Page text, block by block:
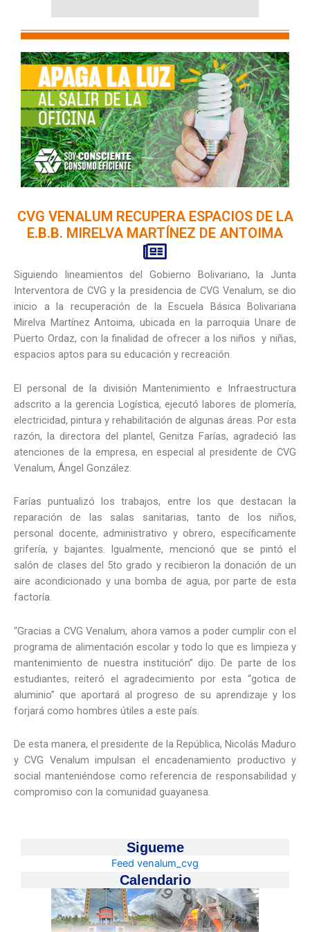
CVG VENALUM RECUPERA ESPACIOS DE LA
E.B.B. MIRELVA MARTÍNEZ DE ANTOIMA
Siguiendo lineamientos del Gobierno Bolivariano, la Junta
Interventora de CVG y la presidencia de CVG Venalum, se dio
inicio a la recuperación de la Escuela Básica Bolivariana
Mirelva Martínez Antoima, ubicada en la parroquia Unare de
Puerto Ordaz, con la finalidad de ofrecer a los niños y niñas,
espacios aptos para su educación y recreación.
El personal de la división Mantenimiento e Infraestructura
adscrito a la gerencia Logística, ejecutó labores de plomería,
electricidad, pintura y rehabilitación de algunas áreas. Por esta
razón, la directora del plantel, Genitza Farías, agradeció las
atenciones de la empresa, en especial al presidente de CVG
Venalum, Ángel González.
Farías puntualizó los trabajos, entre los que destacan la
reparación de las salas sanitarias, tanto de los niños,
personal docente, administrativo y obrero, específicamente
grifería, y bajantes. Igualmente, mencionó que se pintó el
salón de clases del 5to grado y recibieron la donación de un
aire acondicionado y una bomba de agua, por parte de esta
factoría.
“Gracias a CVG Venalum, ahora vamos a poder cumplir con el
programa de alimentación escolar y todo lo que es limpieza y
mantenimiento de nuestra institución” dijo. De parte de los
estudiantes, reiteró el agradecimiento por esta “gotica de
aluminio” que aportará al progreso de su aprendizaje y los
forjará como hombres útiles a este país.
De esta manera, el presidente de la República, Nicolás Maduro
y CVG Venalum impulsan el encadenamiento productivo y
social manteniéndose como referencia de responsabilidad y
compromiso con la comunidad guayanesa.
Sigueme
Feed venalum_cvg
Calendario